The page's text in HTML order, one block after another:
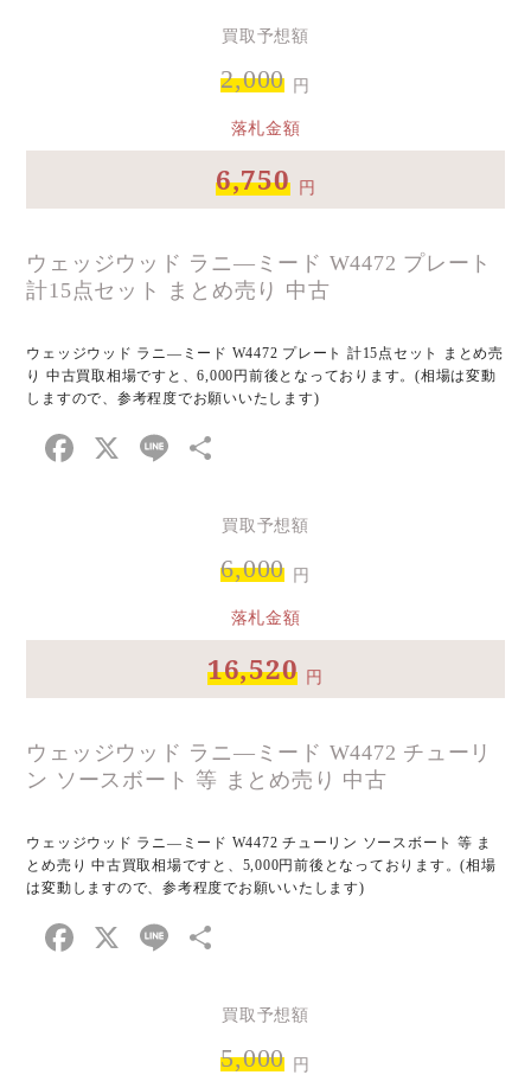
買取予想額
2,000 円
落札金額
6,750 円
ウェッジウッド ラニ―ミード W4472 プレート
計15点セット まとめ売り 中古
ウェッジウッド ラニ―ミード W4472 プレート 計15点セット まとめ売
り 中古買取相場ですと、6,000円前後となっております。(相場は変動
しますので、参考程度でお願いいたします)
Facebook
X Line
買取予想額
6,000 円
落札金額
16,520 円
ウェッジウッド ラニ―ミード W4472 チューリ
ン ソースボート 等 まとめ売り 中古
ウェッジウッド ラニ―ミード W4472 チューリン ソースボート 等 ま
とめ売り 中古買取相場ですと、5,000円前後となっております。(相場
は変動しますので、参考程度でお願いいたします)
Facebook
X Line
買取予想額
5,000 円